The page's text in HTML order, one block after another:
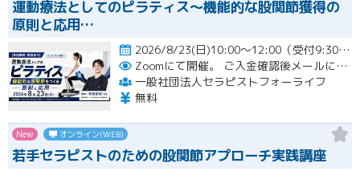
運動療法としてのピラティス〜機能的な股関節獲得の
原則と応用…
2026/8/23(日)10:00～12:00（受付9:30～）開催
Zoomにて開催。
ご入金確認後メールにてURLをお知らせいたします。
一般社団法人セラピストフォーライフ
無料
New オンライン(WEB)
若手セラピストのための股関節アプローチ実践講座